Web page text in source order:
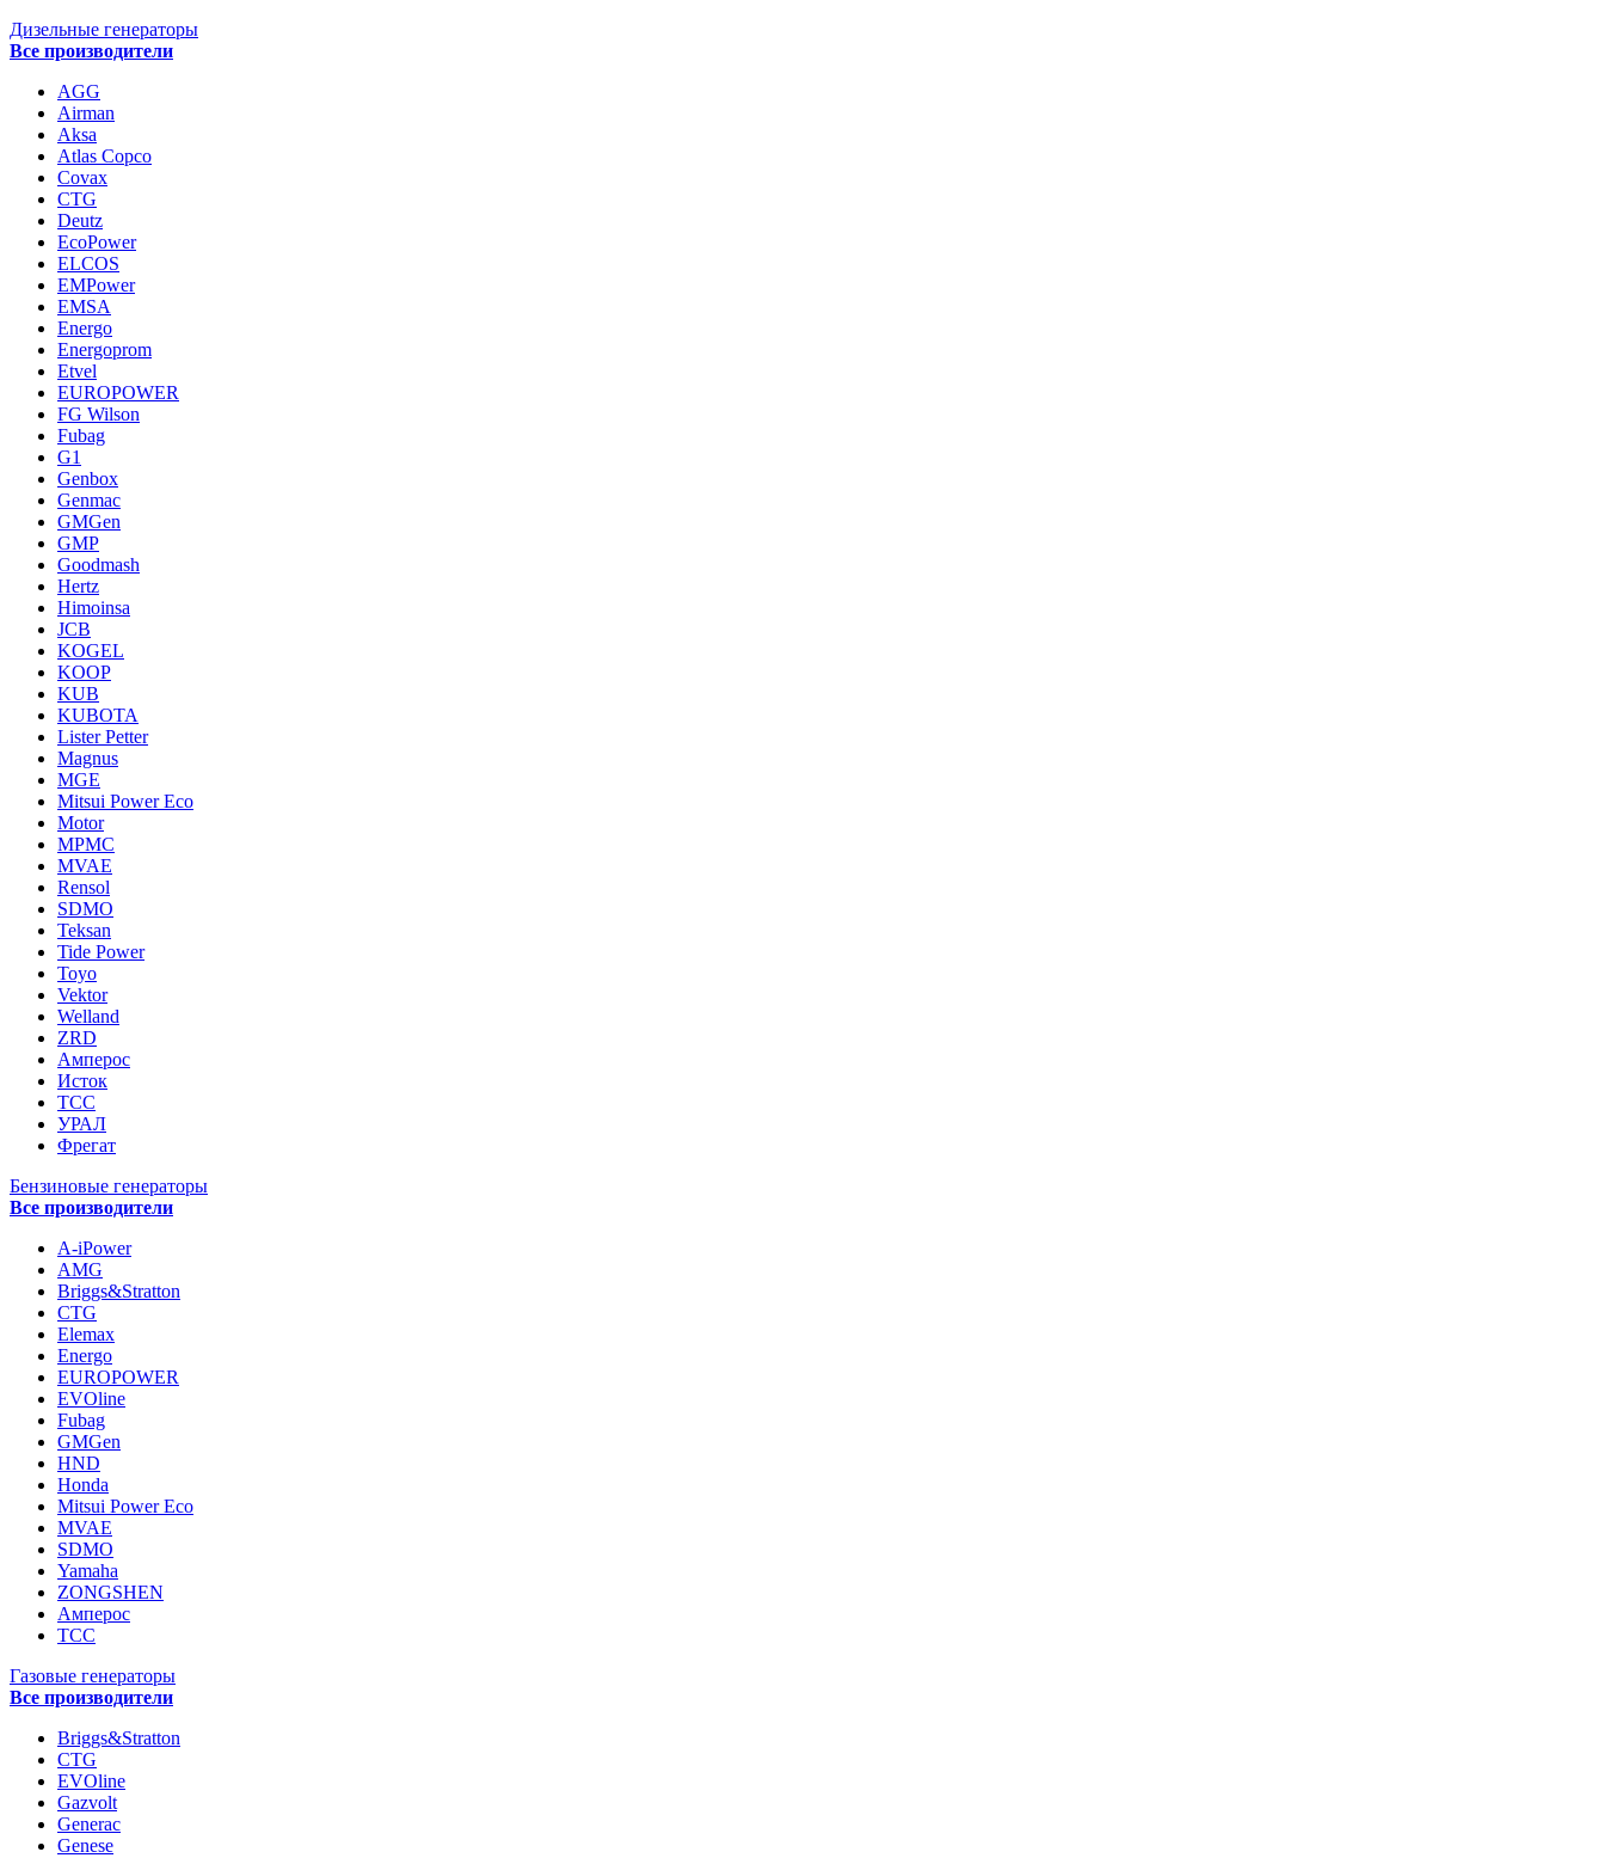
Дизельные генераторы
Все производители
AGG
Airman
Aksa
Atlas Copco
Covax
CTG
Deutz
EcoPower
ELCOS
EMPower
EMSA
Energo
Energoprom
Etvel
EUROPOWER
FG Wilson
Fubag
G1
Genbox
Genmac
GMGen
GMP
Goodmash
Hertz
Himoinsa
JCB
KOGEL
KOOP
KUB
KUBOTA
Lister Petter
Magnus
MGE
Mitsui Power Eco
Motor
MPMC
MVAE
Rensol
SDMO
Teksan
Tide Power
Toyo
Vektor
Welland
ZRD
Амперос
Исток
ТСС
УРАЛ
Фрегат
Бензиновые генераторы
Все производители
A-iPower
AMG
Briggs&Stratton
CTG
Elemax
Energo
EUROPOWER
EVOline
Fubag
GMGen
HND
Honda
Mitsui Power Eco
MVAE
SDMO
Yamaha
ZONGSHEN
Амперос
ТСС
Газовые генераторы
Все производители
Briggs&Stratton
CTG
EVOline
Gazvolt
Generac
Genese